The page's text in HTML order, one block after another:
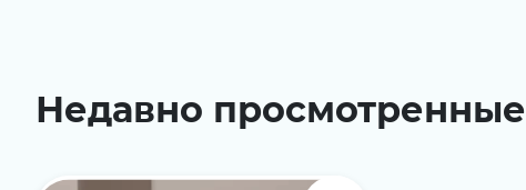
Недавно просмотренные